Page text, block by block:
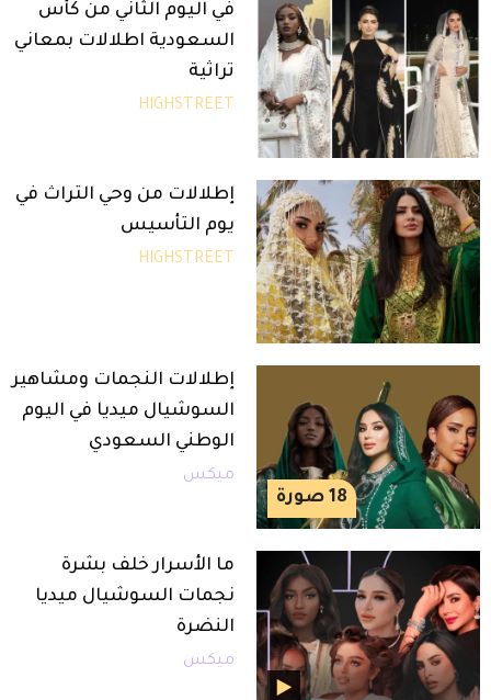
في اليوم الثاني من كأس
السعودية اطلالات بمعاني
تراثية
HIGHSTREET
إطلالات من وحي التراث في
يوم التأسيس
HIGHSTREET
18 صورة
إطلالات النجمات ومشاهير
السوشيال ميديا في اليوم
الوطني السعودي
ميكس
ما الأسرار خلف بشرة
نجمات السوشيال ميديا
النضرة
ميكس